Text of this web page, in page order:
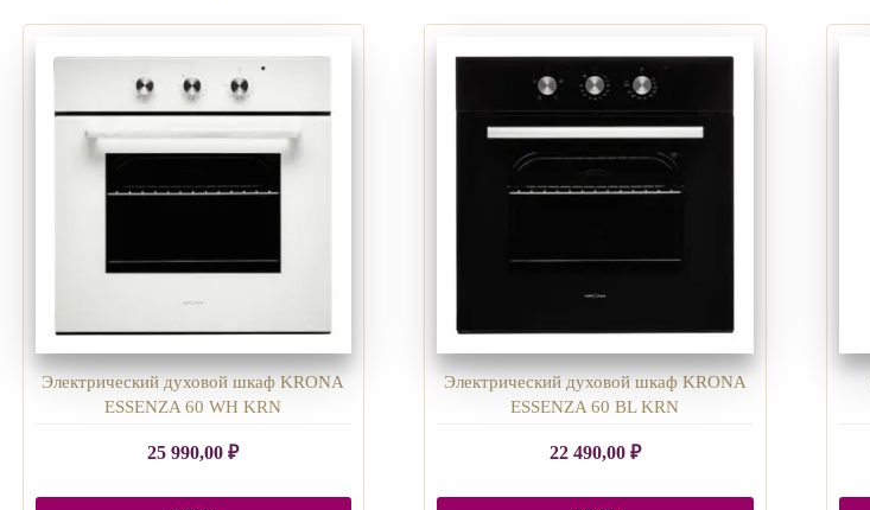
Электрический духовой шкаф KRONA
ESSENZA 60 WH KRN
25 990,00₽
Электрический духовой шкаф KRONA
ESSENZA 60 BL KRN
22 490,00 ₽